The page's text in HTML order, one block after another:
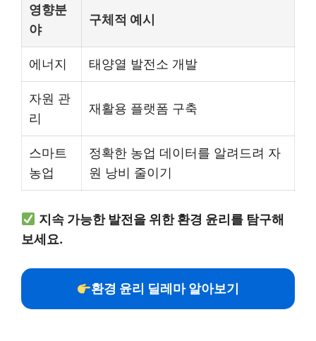
영향분
야
구체적 예시
에너지 태양열 발전소 개발
자원 관
리
재활용 플랫폼 구축
스마트
농업
정확한 농업 데이터를 알려드려 자
원 낭비 줄이기
지속 가능한 발전을 위한 환경 윤리를 탐구해
보세요.
환경 윤리 딜레마 알아보기